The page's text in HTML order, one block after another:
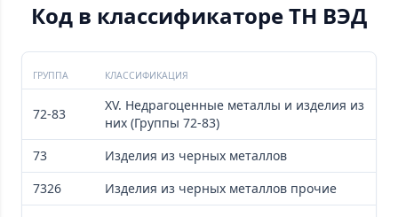
Код в классификаторе ТН ВЭД
ГРУППА КЛАССИФИКАЦИЯ
72-83
XV. Недрагоценные металлы и изделия из
них (Группы 72-83)
73
Изделия из черных металлов
7326
Изделия из черных металлов прочие